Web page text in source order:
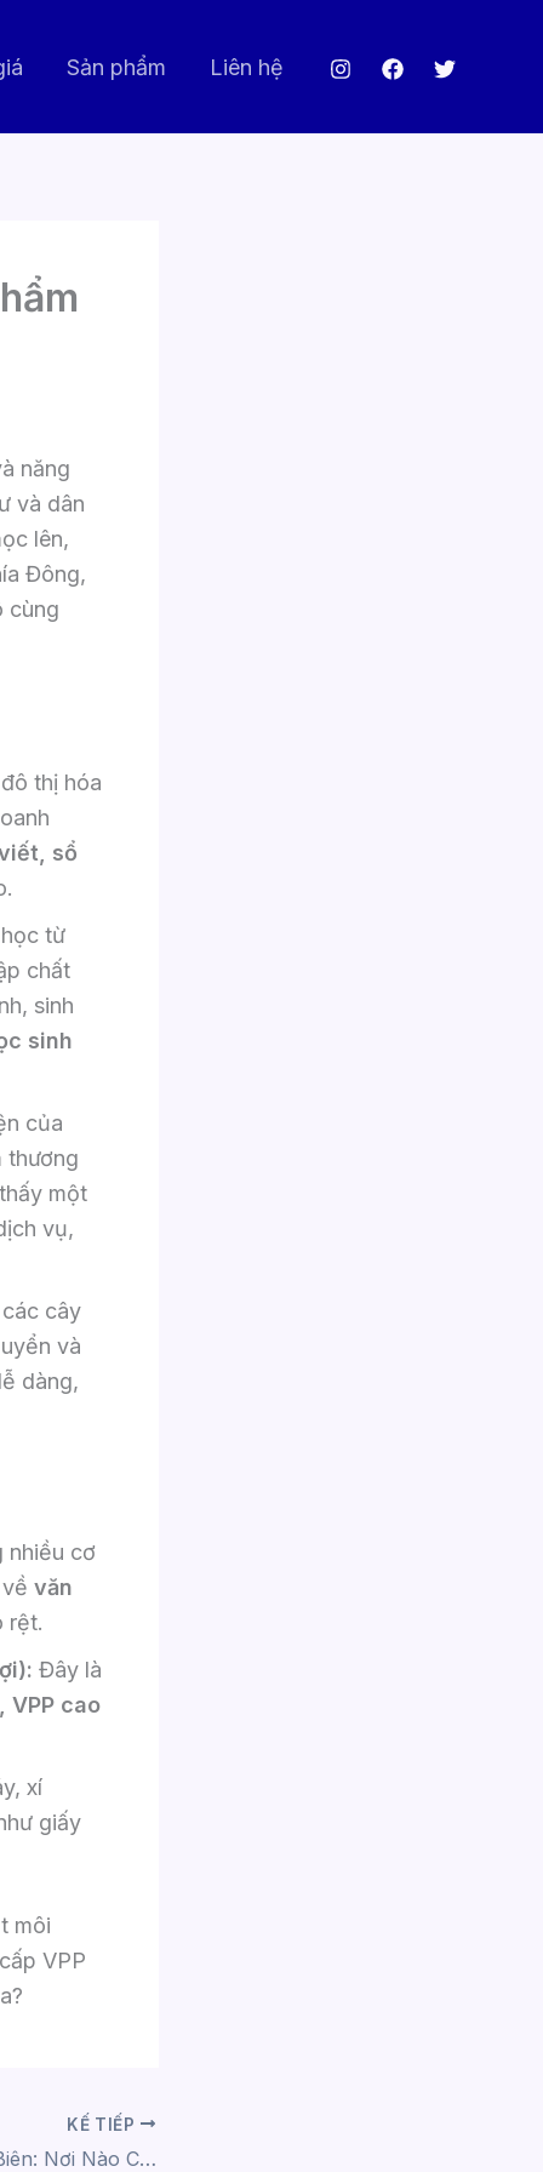
Sản phẩm Liên hệ
năng
và dân
lên,
Đông,
cùng
thị hóa
sổ
từ
chất
sinh
sinh
của
thương
một
vụ,
cây
và
dàng,
cơ
văn
rệt.
Đây là
VPP cao
xí
giấy
môi
VPP
KẾ TIẾP
13 Phường Long Biên: Nơi Nào Có Nhu Cầu Văn Phòng Phẩm Lớn Nhất?